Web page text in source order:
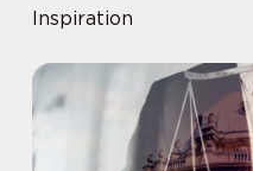
Inspiration